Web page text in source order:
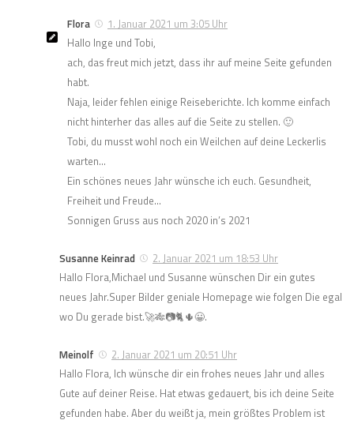
Flora
1. Januar 2021 um 3:05 Uhr
Hallo Inge und Tobi,
ach, das freut mich jetzt, dass ihr auf meine Seite gefunden
habt.
Naja, leider fehlen einige Reiseberichte. Ich komme einfach
nicht hinterher das alles auf die Seite zu stellen. 🙂
Tobi, du musst wohl noch ein Weilchen auf deine Leckerlis
warten…
Ein schönes neues Jahr wünsche ich euch. Gesundheit,
Freiheit und Freude…
Sonnigen Gruss aus noch 2020 in’s 2021
Susanne Keinrad
2. Januar 2021 um 18:53 Uhr
Hallo Flora,Michael und Susanne wünschen Dir ein gutes
neues Jahr.Super Bilder geniale Homepage wie folgen Die egal
wo Du gerade bist.🚀🎋📷🐈🌵😀.
Meinolf
2. Januar 2021 um 20:51 Uhr
Hallo Flora, Ich wünsche dir ein frohes neues Jahr und alles
Gute auf deiner Reise. Hat etwas gedauert, bis ich deine Seite
gefunden habe. Aber du weißt ja, mein größtes Problem ist